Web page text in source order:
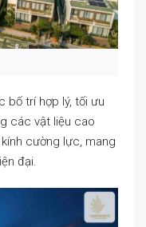
bố trí hợp lý, tối ưu
các vật liệu cao
cường lực, mang
đại.